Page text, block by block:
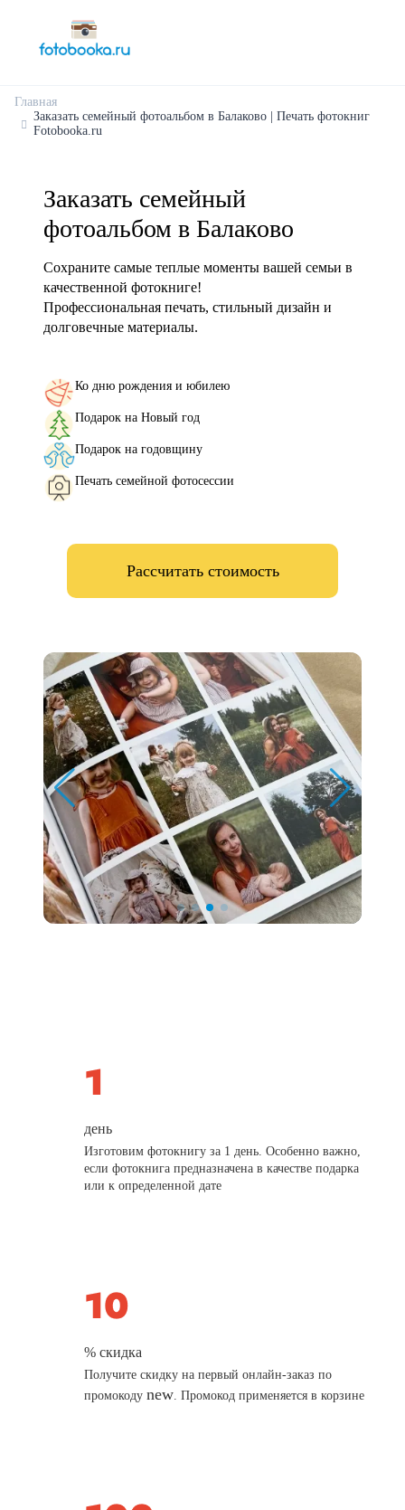
Главная
Заказать семейный фотоальбом в Балаково | Печать фотокниг
Fotobooka.ru
Заказать семейный
фотоальбом в Балаково
Сохраните самые теплые моменты вашей семьи в
качественной фотокниге!
Профессиональная печать, стильный дизайн и
долговечные материалы.
Ко дню рождения и юбилею
Подарок на Новый год
Подарок на годовщину
Печать семейной фотосессии
Рассчитать стоимость
день
Изготовим фотокнигу за 1 день. Особенно важно,
если фотокнига предназначена в качестве подарка
или к определенной дате
% скидка
Получите скидку на первый онлайн-заказ по
промокодуnew. Промокод применяется в корзине